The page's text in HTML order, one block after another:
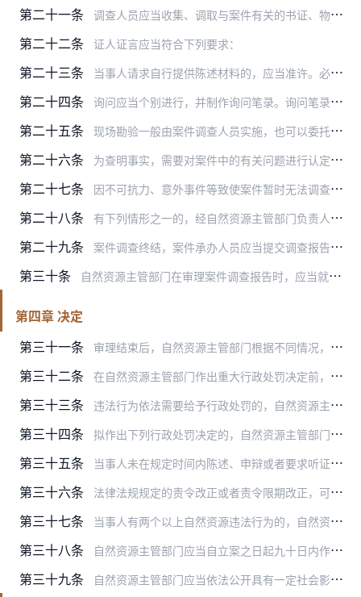
第二十一条 调查人员应当收集、调取与案件有关的书证、物证、视听资料、电子数据的原件、原物、原始载体；收集、调取原件、原物、原始载体确有困难的，可以收集、调取复印件、复制件、…
第二十二条 证人证言应当符合下列要求：
第二十三条 当事人请求自行提供陈述材料的，应当准许。必要时，调查人员也可以要求当事人自行书写。当事人应当在其提供的陈述材料上签名、按手印或者盖章。
第二十四条 询问应当个别进行，并制作询问笔录。询问笔录应当记载询问的时间、地点和询问情况等。
第二十五条 现场勘验一般由案件调查人员实施，也可以委托有资质的单位实施。现场勘验应当通知当事人到场，制作现场勘验笔录，必要时可以采取拍照、录像或者其他方式记录现场情况。
第二十六条 为查明事实，需要对案件中的有关问题进行认定或者鉴定的，自然资源主管部门可以根据实际情况出具认定意见，也可以委托具有相应资质的机构出具鉴定意见。
第二十七条 因不可抗力、意外事件等致使案件暂时无法调查的，经自然资源主管部门负责人批准，中止调查。中止调查情形消失，自然资源主管部门应当及时恢复调查。自然资源主管部门作出调…
第二十八条 有下列情形之一的，经自然资源主管部门负责人批准，终止调查：
第二十九条 案件调查终结，案件承办人员应当提交调查报告。调查报告应当包括当事人的基本情况、违法事实以及法律依据、相关证据、违法性质、违法情节、违法后果，并提出依法是否应当给…
第三十条 自然资源主管部门在审理案件调查报告时，应当就下列事项进行审理：
第四章 决定
第三十一条
审理结束后，自然资源主管部门根据不同情况，分别作出下列决定：
第三十二条 在自然资源主管部门作出重大行政处罚决定前，应当进行法制审核；未经法制审核或者审核未通过的，自然资源主管部门不得作出决定。
第三十三条 违法行为依法需要给予行政处罚的，自然资源主管部门应当制作行政处罚告知书，告知当事人拟作出的行政处罚内容及事实、理由、依据，以及当事人依法享有的陈述、申辩权利，按…
第三十四条 拟作出下列行政处罚决定的，自然资源主管部门应当制作行政处罚听证告知书，按照法律规定的方式，送达当事人：
第三十五条 当事人未在规定时间内陈述、申辩或者要求听证的，以及陈述、申辩或者听证中提出的事实、理由或者证据不成立的，自然资源主管部门应当依法制作行政处罚决定书，并按照法律规…
第三十六条 法律法规规定的责令改正或者责令限期改正，可以与行政处罚决定一并作出，也可以在作出行政处罚决定之前单独作出。
第三十七条 当事人有两个以上自然资源违法行为的，自然资源主管部门可以制作一份行政处罚决定书，合并执行。行政处罚决定书应当明确对每个违法行为的处罚内容和合并执行的内容。
第三十八条 自然资源主管部门应当自立案之日起九十日内作出行政处罚决定；案情复杂不能在规定期限内作出行政处罚决定的，经本级自然资源主管部门负责人批准，可以适当延长，但延长期限…
第三十九条 自然资源主管部门应当依法公开具有一定社会影响的行政处罚决定。